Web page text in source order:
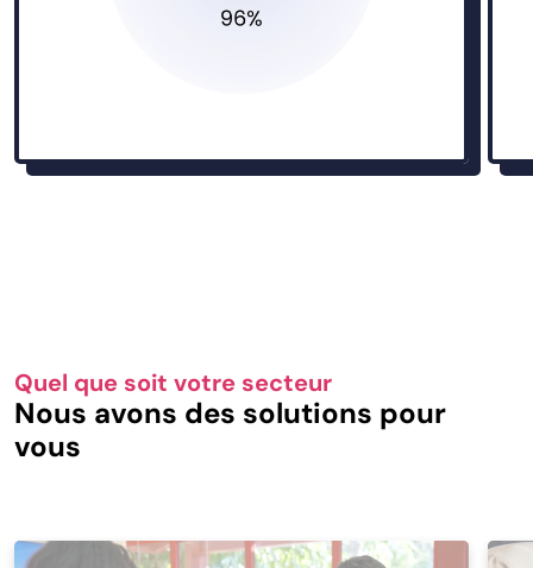
Quel que soit votre secteur
Nous avons des solutions pour
vous